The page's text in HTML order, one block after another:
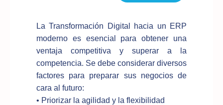
La Transformación Digital hacia un ERP
moderno es esencial para obtener una
ventaja competitiva y superar a la
competencia. Se debe considerar diversos
factores para preparar sus negocios de
cara al futuro:
• Priorizar la agilidad y la flexibilidad